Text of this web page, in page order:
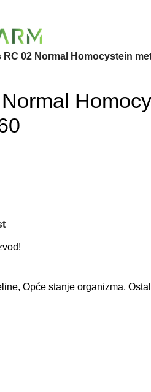
RC 02 Normal Homocystein
, Opće stanje organizma,